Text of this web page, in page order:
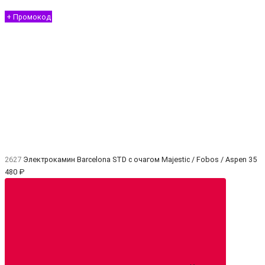
+ Промокод
2627 Электрокамин Barcelona STD с очагом Majestic / Fobos / Aspen 35
480 ₽